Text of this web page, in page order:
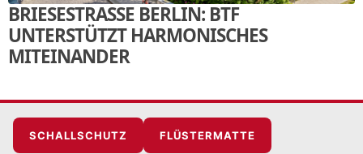
BRIESESTRASSE BERLIN: BTF
UNTERSTÜTZT HARMONISCHES
MITEINANDER
SCHALLSCHUTZ FLÜSTERMATTE